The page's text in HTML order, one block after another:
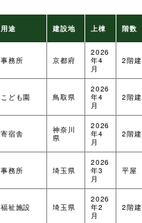
建築実例
取扱商品
環境・社会への取り組み
用途 建設地 上棟 階数
事務所 京都府
2026
年4
月
2階建
こども園 鳥取県
2026
年4
月
2階建
寄宿舎
神奈川
県
2026
年4
月
2階建
事務所 埼玉県
2026
年3
月
平屋
福祉施設 埼玉県
2026
年2
月
2階建